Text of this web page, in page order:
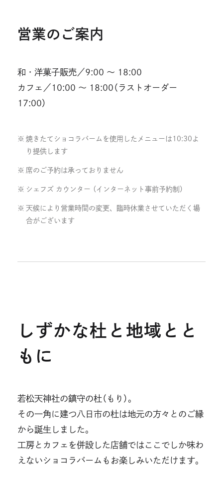
営業のご案内
和・洋菓子販売／9:00 ～ 18:00
カフェ／10:00 ～ 18:00（ラストオーダー
17:00）
焼きたてショコラバームを使用したメニューは10:30よ
り提供します
席のご予約は承っておりません
シェフズ カウンター （インターネット事前予約制）
天候により営業時間の変更、臨時休業させていただく場
合がございます
しずかな杜と地域とと
もに
若松天神社の鎮守の杜（もり）。
その一角に建つ八日市の杜は地元の方々とのご縁
から誕生しました。
工房とカフェを併設した店舗ではここでしか味わ
えないショコラバームもお楽しみいただけます。